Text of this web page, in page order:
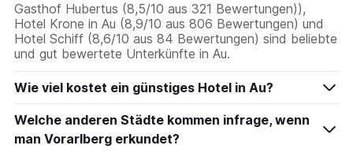
Gasthof Hubertus (8,5/10 aus 321 Bewertungen)),
Hotel Krone in Au (8,9/10 aus 806 Bewertungen) und
Hotel Schiff (8,6/10 aus 84 Bewertungen) sind beliebte
und gut bewertete Unterkünfte in Au.
Wie viel kostet ein günstiges Hotel in Au?
Welche anderen Städte kommen infrage, wenn
man Vorarlberg erkundet?